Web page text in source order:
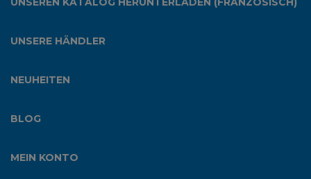
UNSERE HÄNDLER
NEUHEITEN
BLOG
MEIN KONTO